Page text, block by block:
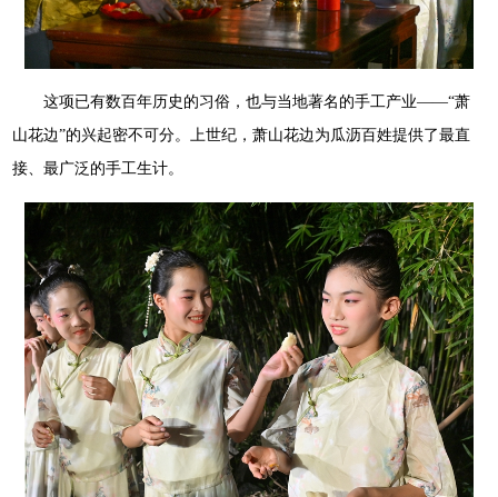
这项已有数百年历史的习俗，也与当地著名的手工产业——“萧
山花边”的兴起密不可分。上世纪，萧山花边为瓜沥百姓提供了最直
接、最广泛的手工生计。